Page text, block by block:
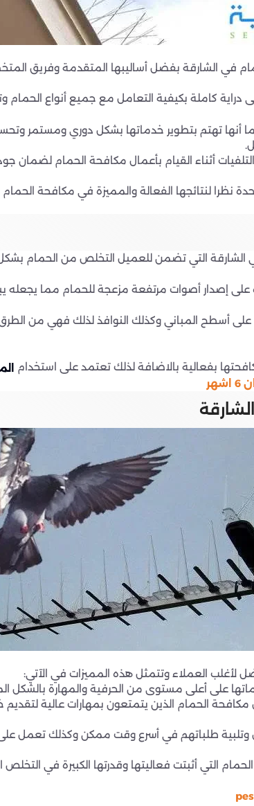
في الشارقة بفضل أساليبها المتقدمة وفريق
كاملة بكيفية التعامل مع جميع أنواع الحمام
أنها تهتم بتطوير خدماتها بشكل دوري ومستمر
أثناء القيام بأعمال مكافحة الحمام
نظرا لنتائجها الفعالة والمميزة في مكافحة
الشارقة التي تضمن للعميل التخلص من الحمام
إصدار أصوات مرتفعة مزعجة للحمام مما يجعله
أسطح المباني وكذلك النوافذ لذلك فهي من الطرق
بفعالية بالاضافة لذلك تعتمد على استخدام
لأغلب العملاء وتتمثل هذه المميزات في الآتي:
على أعلى مستوى من الحرفية والمهارة بالشكل
الحمام الذين يتمتعون بمهارات عالية
طلباتهم في أسرع وقت ممكن وكذلك تعمل
التي أثبتت فعاليتها وقدرتها الكبيرة في